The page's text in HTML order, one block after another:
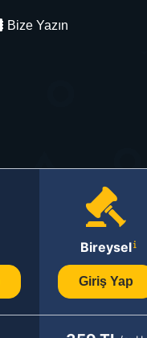
Bize Yazın
Bireysel
Giriş Yap